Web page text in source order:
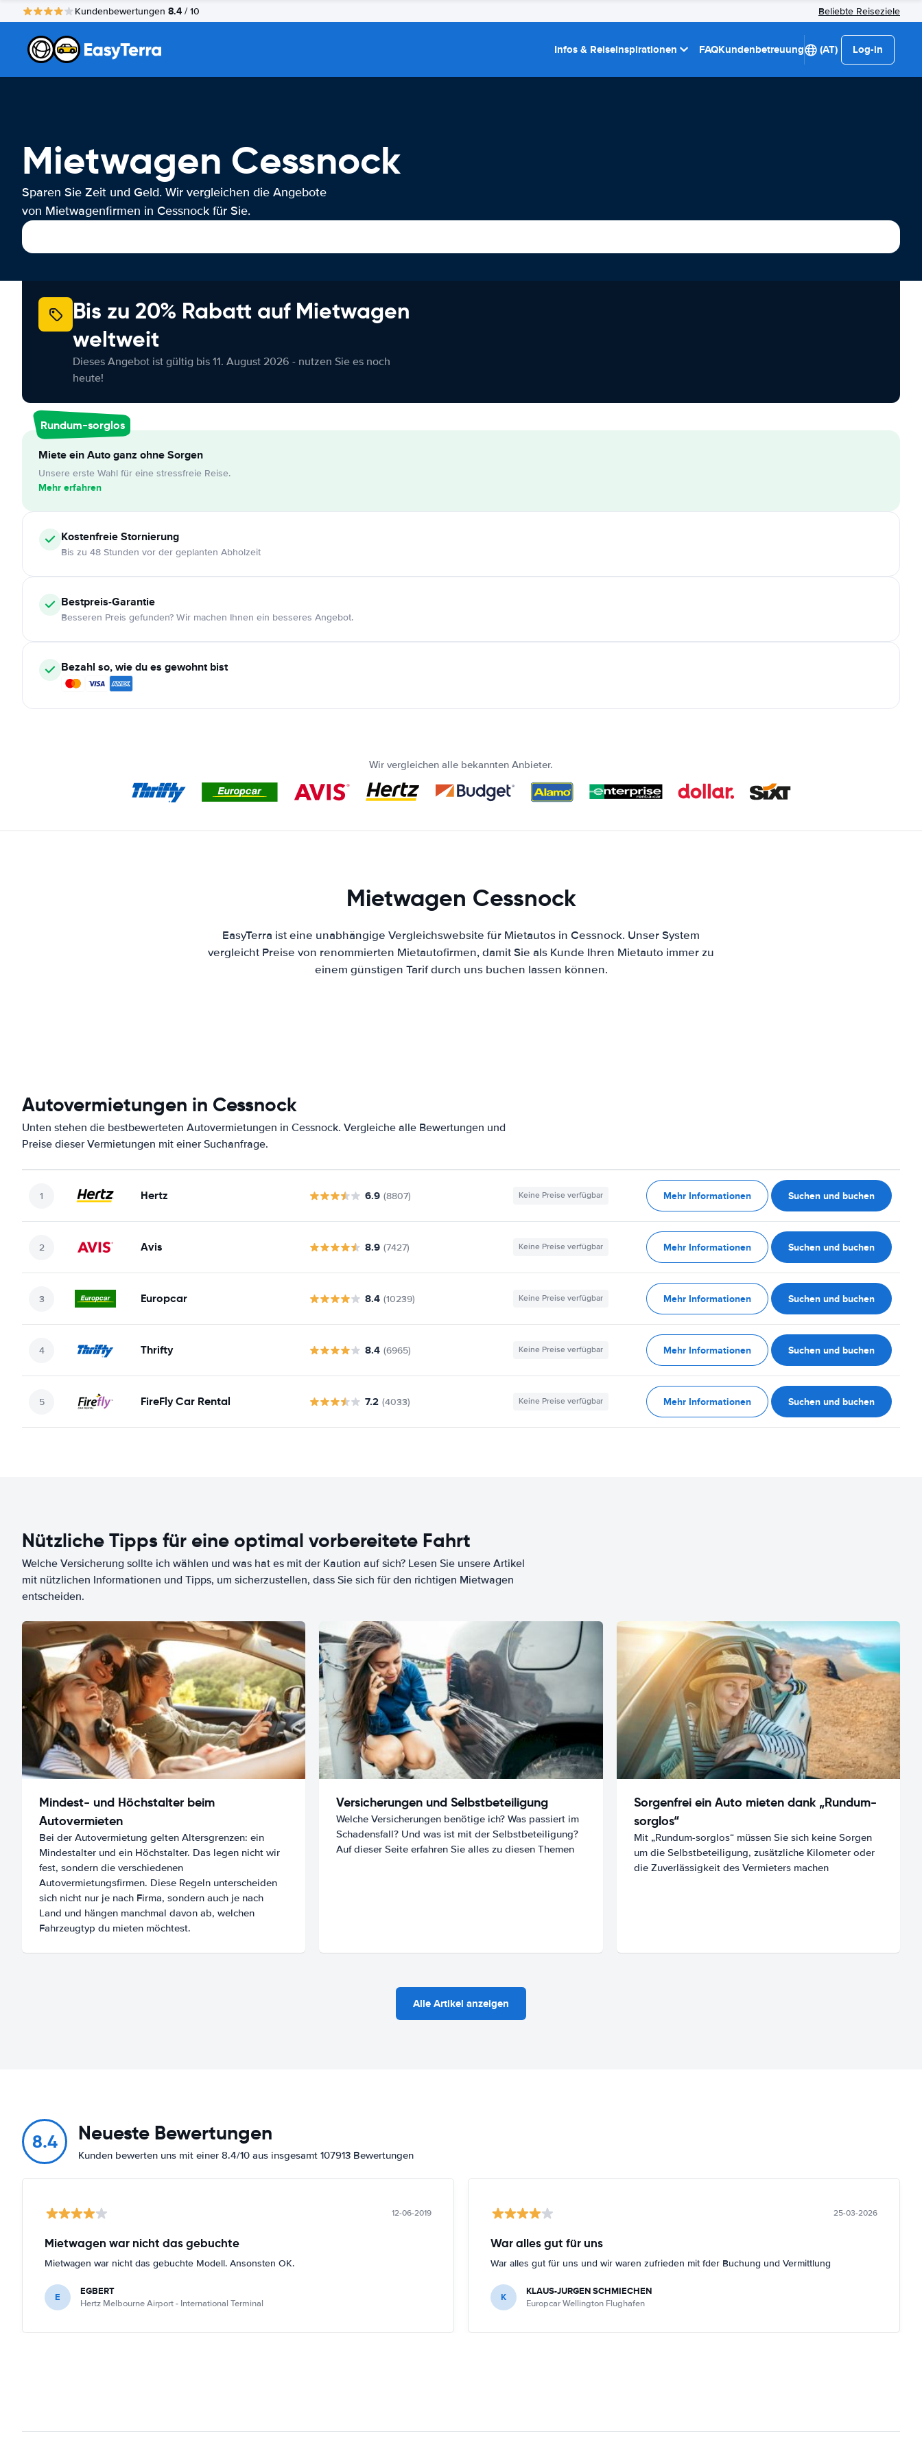
Kundenbewertungen 8.4 / 10 Beliebte Reiseziele
Infos & Reiseinspirationen FAQKundenbetreuung (AT) Log-in
Mietwagen Cessnock
Sparen Sie Zeit und Geld. Wir vergleichen die Angebote
von Mietwagenfirmen in Cessnock für Sie.
Bis zu 20% Rabatt auf Mietwagen
weltweit
Dieses Angebot ist gültig bis 11. August 2026 - nutzen Sie es noch
heute!
Rundum-sorglos
Miete ein Auto ganz ohne Sorgen
Unsere erste Wahl für eine stressfreie Reise.
Mehr erfahren
KostenfreieStornierung
Bis zu 48 Stunden vor der geplanten Abholzeit
Bestpreis-Garantie
Besseren Preis gefunden? Wir machen Ihnen ein besseres Angebot.
Bezahl so, wie du es gewohnt bist
Wir vergleichen alle bekannten Anbieter.
Mietwagen Cessnock
EasyTerra ist eine unabhängige Vergleichswebsite für Mietautos in Cessnock. Unser System
vergleicht Preise von renommierten Mietautofirmen, damit Sie als Kunde Ihren Mietauto immer zu
einem günstigen Tarif durch uns buchen lassen können.
Autovermietungen in Cessnock
Unten stehen die bestbewerteten Autovermietungen in Cessnock. Vergleiche alle Bewertungen und
Preise dieser Vermietungen mit einer Suchanfrage.
Hertz 6.9 (8807) Keine Preise verfügbar Mehr Informationen Suchen und buchen
Avis 8.9 (7427) Keine Preise verfügbar Mehr Informationen Suchen und buchen
Europcar 8.4 (10239) Keine Preise verfügbar Mehr Informationen Suchen und buchen
Thrifty 8.4 (6965) Keine Preise verfügbar Mehr Informationen Suchen und buchen
FireFly Car Rental 7.2 (4033) Keine Preise verfügbar Mehr Informationen Suchen und buchen
Nützliche Tipps für eine optimal vorbereitete Fahrt
Welche Versicherung sollte ich wählen und was hat es mit der Kaution auf sich? Lesen Sie unsere Artikel
mit nützlichen Informationen und Tipps, um sicherzustellen, dass Sie sich für den richtigen Mietwagen
entscheiden.
Mindest- und Höchstalter beim
Autovermieten
Bei der Autovermietung gelten Altersgrenzen: ein
Mindestalter und ein Höchstalter. Das legen nicht wir
fest, sondern die verschiedenen
Autovermietungsfirmen. Diese Regeln unterscheiden
sich nicht nur je nach Firma, sondern auch je nach
Land und hängen manchmal davon ab, welchen
Fahrzeugtyp du mieten möchtest.
Versicherungen und Selbstbeteiligung
Welche Versicherungen benötige ich? Was passiert im
Schadensfall? Und was ist mit der Selbstbeteiligung?
Auf dieser Seite erfahren Sie alles zu diesen Themen
Sorgenfrei ein Auto mieten dank „Rundum-
sorglos“
Mit „Rundum-sorglos“ müssen Sie sich keine Sorgen
um die Selbstbeteiligung, zusätzliche Kilometer oder
die Zuverlässigkeit des Vermieters machen
Alle Artikel anzeigen
8.4 Neueste Bewertungen
Kunden bewerten uns mit einer 8.4/10 aus insgesamt 107913 Bewertungen
12-06-2019
Mietwagen war nicht das gebuchte
Mietwagen war nicht das gebuchte Modell. Ansonsten OK.
E EGBERT
Hertz Melbourne Airport - International Terminal
25-03-2026
War alles gut für uns
War alles gut für uns und wir waren zufrieden mit fder Buchung und Vermittlung
K KLAUS-JURGEN SCHMIECHEN
Europcar Wellington Flughafen